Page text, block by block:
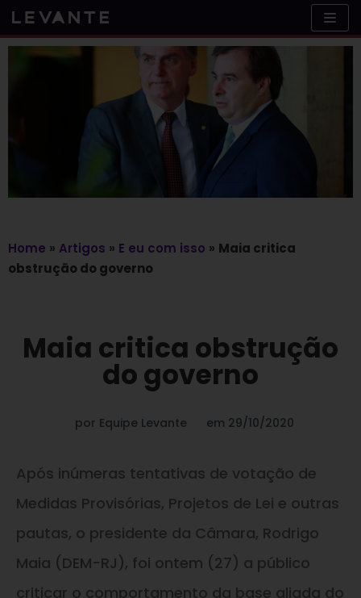
Skip
to
content
Home » Artigos » E eu com isso » Maia critica
obstrução do governo
Maia critica obstrução
do governo
por Equipe Levante em 29/10/2020
Após inúmeras tentativas de votação de
Medidas Provisórias, Projetos de Lei e outras
pautas, o presidente da Câmara, Rodrigo
Maia (DEM-RJ), foi ontem (27) a público
criticar o comportamento da base aliada do